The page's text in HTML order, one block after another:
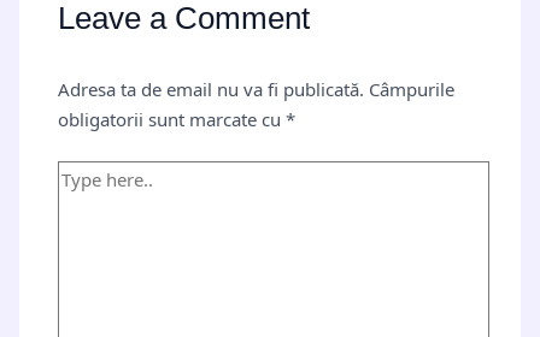
Leave a Comment
Adresa ta de email nu va fi publicată. Câmpurile
obligatorii sunt marcate cu*